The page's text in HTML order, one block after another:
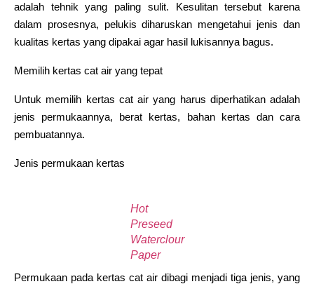
adalah tehnik yang paling sulit. Kesulitan tersebut karena
dalam prosesnya, pelukis diharuskan mengetahui jenis dan
kualitas kertas yang dipakai agar hasil lukisannya bagus.
Memilih kertas cat air yang tepat
Untuk memilih kertas cat air yang harus diperhatikan adalah
jenis permukaannya, berat kertas, bahan kertas dan cara
pembuatannya.
Jenis permukaan kertas
Hot
Preseed
Waterclour
Paper
Permukaan pada kertas cat air dibagi menjadi tiga jenis, yang